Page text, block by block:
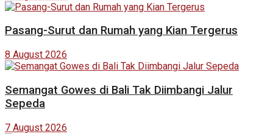
Pasang-Surut dan Rumah yang Kian Tergerus
8 August 2026
Semangat Gowes di Bali Tak Diimbangi Jalur
Sepeda
7 August 2026